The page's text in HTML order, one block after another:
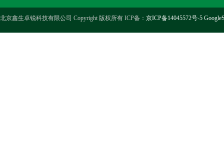
北京鑫生卓锐科技有限公司 Copyright 版权所有 ICP备： 京ICP备14045572号-5